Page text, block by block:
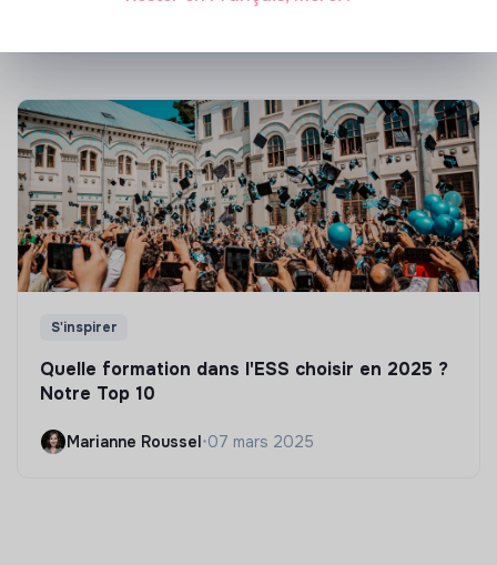
S'inspirer
Quelle formation dans l'ESS choisir en 2025 ?
Notre Top 10
Marianne Roussel•07 mars 2025